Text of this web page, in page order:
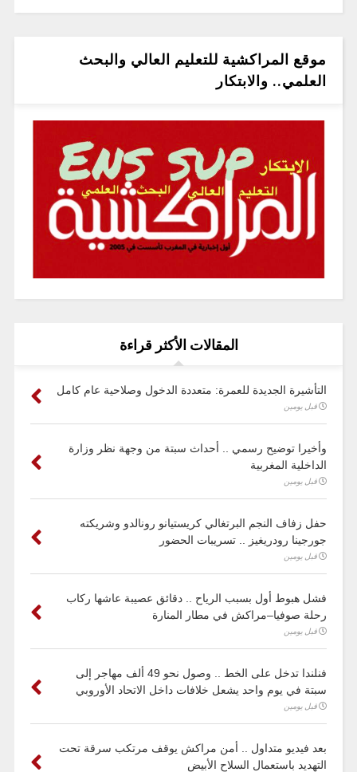
موقع المراكشية للتعليم العالي والبحث
العلمي.. والابتكار
المقالات الأكثر قراءة
التأشيرة الجديدة للعمرة: متعددة الدخول وصلاحية عام كامل
قبل يومين
وأخيرا توضيح رسمي .. أحداث سبتة من وجهة نظر وزارة
الداخلية المغربية
قبل يومين
حفل زفاف النجم البرتغالي كريستيانو رونالدو وشريكته
جورجينا رودريغيز .. تسريبات الحضور
قبل يومين
فشل هبوط أول بسبب الرياح .. دقائق عصيبة عاشها ركاب
رحلة صوفيا–مراكش في مطار المنارة
قبل يومين
فنلندا تدخل على الخط .. وصول نحو 49 ألف مهاجر إلى
سبتة في يوم واحد يشعل خلافات داخل الاتحاد الأوروبي
قبل يومين
بعد فيديو متداول .. أمن مراكش يوقف مرتكب سرقة تحت
التهديد باستعمال السلاح الأبيض